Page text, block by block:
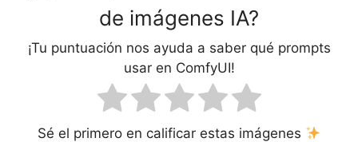
de imágenes IA?
¡Tu puntuación nos ayuda a saber qué prompts
usar en ComfyUI!
Sé el primero en calificar estas imágenes